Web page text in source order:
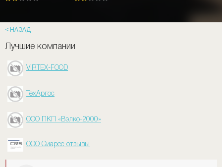
НАЗАД
Лучшие компании
VIRTEX-FOOD
ТехАргос
ООО ПКП «Вэлко-2000»
ООО Сиарес отзывы